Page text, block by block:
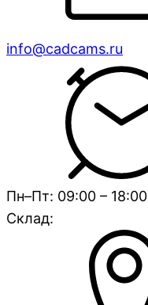
info@cadcams.ru
Пн–Пт: 09:00 – 18:00
Склад: